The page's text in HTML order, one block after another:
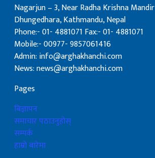
Nagarjun – 3, Near Radha Krishna Mandir
Dhungedhara, Kathmandu, Nepal
Phone:- 01- 4881071 Fax:- 01- 4881071
Mobile:- 00977- 9857061416
Admin: info@arghakhanchi.com
News: news@arghakhanchi.com
Pages
बिज्ञापन
समाचार पठाउनुहोस्
सम्पर्क
हाम्रो बारेमा